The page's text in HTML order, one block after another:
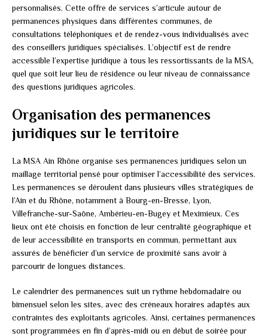
personnalisés. Cette offre de services s’articule autour de
permanences physiques dans différentes communes, de
consultations téléphoniques et de rendez-vous individualisés avec
des conseillers juridiques spécialisés. L’objectif est de rendre
accessible l’expertise juridique à tous les ressortissants de la MSA,
quel que soit leur lieu de résidence ou leur niveau de connaissance
des questions juridiques agricoles.
Organisation des permanences
juridiques sur le territoire
La MSA Ain Rhône organise ses permanences juridiques selon un
maillage territorial pensé pour optimiser l’accessibilité des services.
Les permanences se déroulent dans plusieurs villes stratégiques de
l’Ain et du Rhône, notamment à Bourg-en-Bresse, Lyon,
Villefranche-sur-Saône, Ambérieu-en-Bugey et Meximieux. Ces
lieux ont été choisis en fonction de leur centralité géographique et
de leur accessibilité en transports en commun, permettant aux
assurés de bénéficier d’un service de proximité sans avoir à
parcourir de longues distances.
Le calendrier des permanences suit un rythme hebdomadaire ou
bimensuel selon les sites, avec des créneaux horaires adaptés aux
contraintes des exploitants agricoles. Ainsi, certaines permanences
sont programmées en fin d’après-midi ou en début de soirée pour